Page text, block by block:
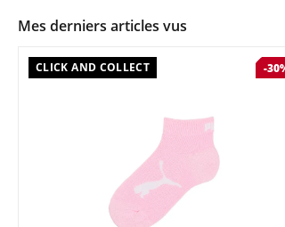
Mes derniers articles vus
CLICK AND COLLECT -